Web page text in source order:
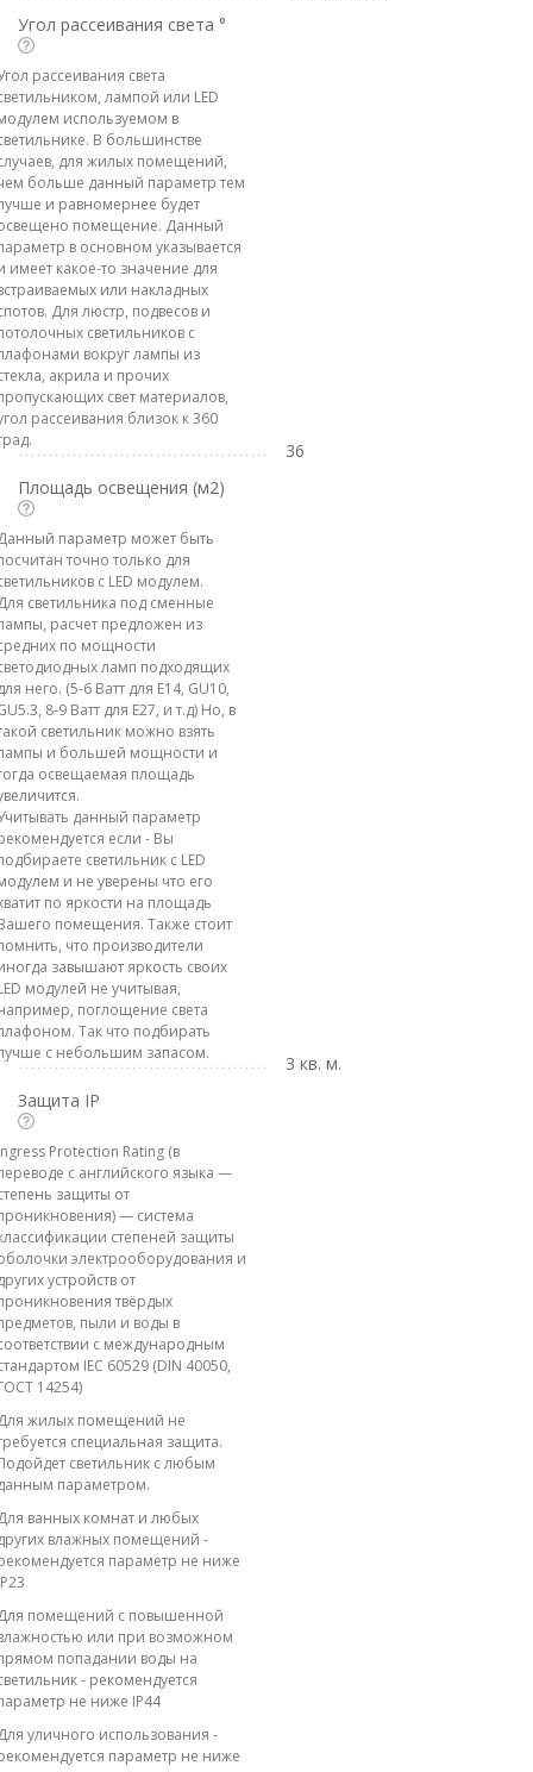
Угол рассеивания света °
рассеивания света
лампой или LED
используемом в
В большинстве
для жилых помещений,
больше данный параметр тем
и равномернее будет
помещение. Данный
в основном указывается
имеет какое-то значение для
или накладных
Для люстр, подвесов и
светильников с
вокруг лампы из
акрила и прочих
свет материалов,
рассеивания близок к 360
36
Площадь освещения (м2)
параметр может быть
точно только для
с LED модулем.
светильника под сменные
расчет предложен из
по мощности
ламп подходящих
него. (5-6 Ватт для E14, GU10,
8-9 Ватт для E27, и т.д) Но, в
светильник можно взять
и большей мощности и
освещаемая площадь
данный параметр
если - Вы
светильник с LED
и не уверены что его
по яркости на площадь
помещения. Также стоит
что производители
завышают яркость своих
модулей не учитывая,
поглощение света
Так что подбирать
с небольшим запасом.
3 кв. м.
Защита IP
Protection Rating (в
с английского языка —
защиты от
— система
степеней защиты
электрооборудования и
устройств от
твёрдых
пыли и воды в
с международным
IEC 60529 (DIN 40050,
14254)
жилых помещений не
специальная защита.
светильник с любым
параметром.
ванных комнат и любых
влажных помещений -
параметр не ниже
помещений с повышенной
или при возможном
попадании воды на
- рекомендуется
не ниже IP44
уличного использования -
параметр не ниже